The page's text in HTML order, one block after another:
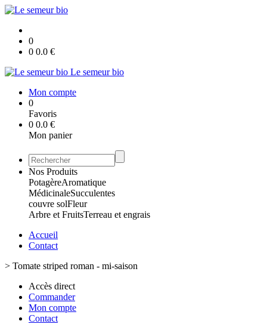
0
0 0.0 €
Le semeur bio
Mon compte
0
Favoris
0 0.0 €
Mon panier
Nos Produits
PotagèreAromatique
MédicinaleSucculentes
couvre solFleur
Arbre et FruitsTerreau et engrais
Accueil
Contact
> Tomate striped roman - mi-saison
Accès direct
Commander
Mon compte
Contact